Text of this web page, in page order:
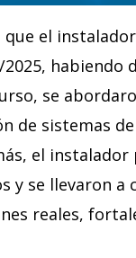
que el
se
de sistemas
el
y se llevaron
reales,